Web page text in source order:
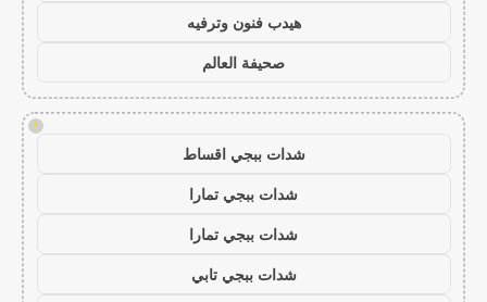
هيدب فنون وترفيه
صحيفة العالم
!
شدات ببجي اقساط
شدات ببجي تمارا
شدات ببجي تمارا
شدات ببجي تابي